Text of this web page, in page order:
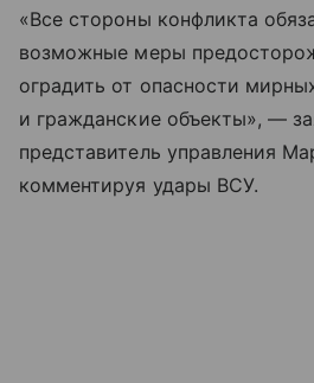
«Все стороны конфликта
возможные меры
оградить от опасности
и гражданские объекты», —
представитель управления
комментируя удары ВСУ.